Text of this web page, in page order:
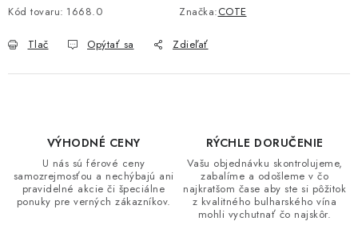
Kód tovaru: 1668.0 Značka:COTE
Tlač Opýtať sa Zdieľať
VÝHODNÉ CENY
U nás sú férové ceny
samozrejmosťou a nechýbajú ani
pravidelné akcie či špeciálne
ponuky pre verných zákazníkov.
RÝCHLE DORUČENIE
Vašu objednávku skontrolujeme,
zabalíme a odošleme v čo
najkratšom čase aby ste si pôžitok
z kvalitného bulharského vína
mohli vychutnať čo najskôr.